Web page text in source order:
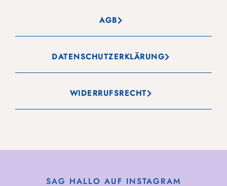
AGB
DATENSCHUTZERKLÄRUNG
WIDERRUFSRECHT
SAG HALLO AUF INSTAGRAM